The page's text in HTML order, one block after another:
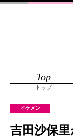
Top
トップ
イケメン
吉田沙保